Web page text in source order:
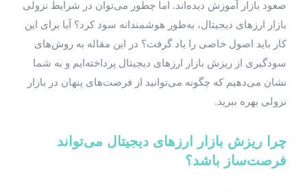
صعود بازار آموزش دیده‌اند. اما چطور می‌توان در شرایط نزولی
بازار ارزهای دیجیتال، به‌طور هوشمندانه سود کرد؟ آیا برای این
کار باید اصول خاصی را یاد گرفت؟ در این مقاله به روش‌های
سودگیری از ریزش بازار ارزهای دیجیتال پرداخته‌ایم و به شما
نشان می‌دهیم که چگونه می‌توانید از فرصت‌های پنهان در بازار
نزولی بهره ببرید.
چرا ریزش بازار ارزهای دیجیتال می‌تواند
فرصت‌ساز باشد؟